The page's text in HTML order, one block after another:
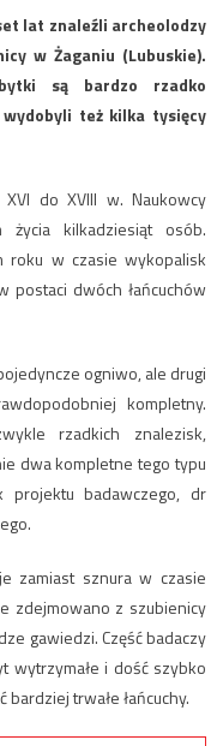
lat znaleźli archeolodzy
w Żaganiu (Lubuskie).
są bardzo rzadko
też kilka tysięcy
do XVIII w. Naukowcy
kilkadziesiąt osób.
roku w czasie wykopalisk
postaci dwóch łańcuchów
ogniwo, ale drugi
kompletny.
rzadkich znalezisk,
dwa kompletne tego typu
projektu badawczego, dr
zamiast sznura w czasie
zdejmowano z szubienicy
gawiedzi. Część badaczy
wytrzymałe i dość szybko
trwałe łańcuchy.